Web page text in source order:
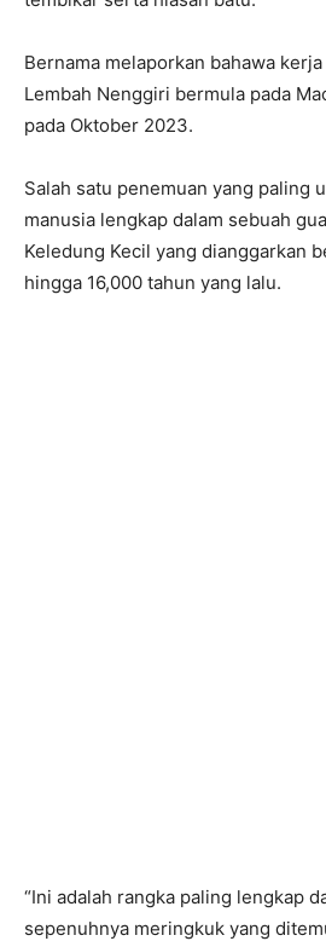
Bernama melaporkan bahawa
Lembah Nenggiri bermula pada
pada Oktober 2023.
Salah satu penemuan yang paling
manusia lengkap dalam sebuah
Keledung Kecil yang dianggarkan
hingga 16,000 tahun yang lalu.
“Ini adalah rangka paling lengkap
sepenuhnya meringkuk yang